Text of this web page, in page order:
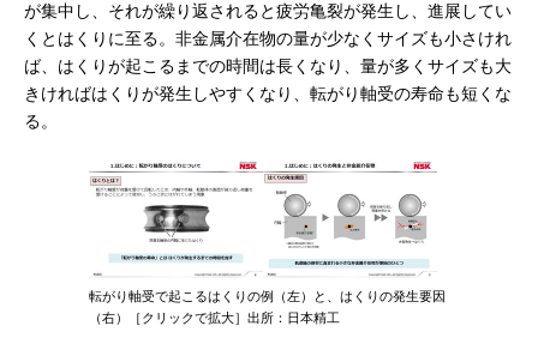
が集中し、それが繰り返されると疲労亀裂が発生し、進展してい
くとはくりに至る。非金属介在物の量が少なくサイズも小さけれ
ば、はくりが起こるまでの時間は長くなり、量が多くサイズも大
きければはくりが発生しやすくなり、転がり軸受の寿命も短くな
る。
転がり軸受で起こるはくりの例（左）と、はくりの発生要因
（右）［クリックで拡大］出所：日本精工